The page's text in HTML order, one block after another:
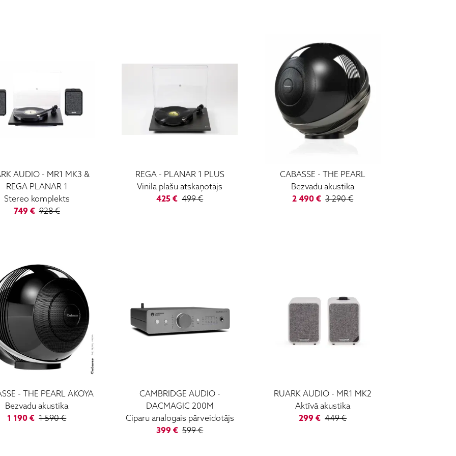
AUDIO- MR1 MK3 &
REGA PLANAR 1
Stereo komplekts
749€ 928€
REGA- PLANAR 1 PLUS
Vinila plašu atskaņotājs
425 € 499€
CABASSE - THE PEARL
Bezvadu akustika
2 490 € 3 290€
- THE PEARL AKOYA
Bezvadu akustika
1 190 € 1 590€
CAMBRIDGE AUDIO-
DACMAGIC 200M
Ciparu analogais pārveidotājs
399 € 599€
RUARK AUDIO - MR1 MK2
Aktīvā akustika
299 € 449€